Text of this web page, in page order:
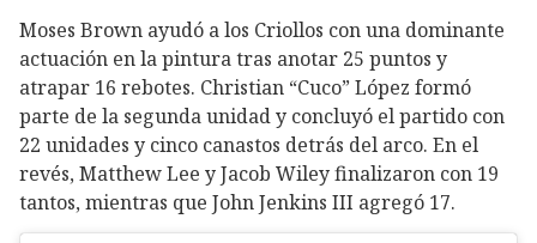
Moses Brown ayudó a los Criollos con una dominante
actuación en la pintura tras anotar 25 puntos y
atrapar 16 rebotes. Christian “Cuco” López formó
parte de la segunda unidad y concluyó el partido con
22 unidades y cinco canastos detrás del arco. En el
revés, Matthew Lee y Jacob Wiley finalizaron con 19
tantos, mientras que John Jenkins III agregó 17.